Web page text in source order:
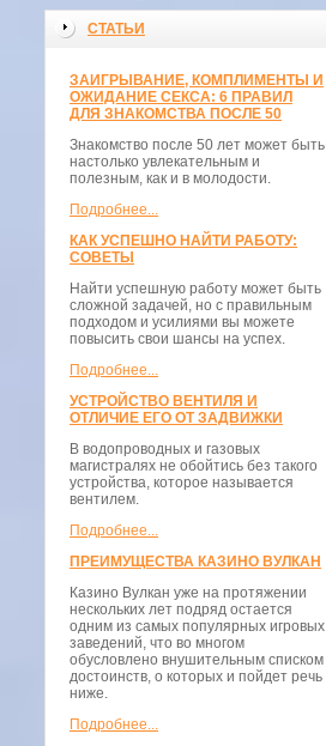
СТАТЬИ
ЗАИГРЫВАНИЕ, КОМПЛИМЕНТЫ И
ОЖИДАНИЕ СЕКСА: 6 ПРАВИЛ
ДЛЯ ЗНАКОМСТВА ПОСЛЕ 50
Знакомство после 50 лет может быть
настолько увлекательным и
полезным, как и в молодости.
Подробнее...
КАК УСПЕШНО НАЙТИ РАБОТУ:
СОВЕТЫ
Найти успешную работу может быть
сложной задачей, но с правильным
подходом и усилиями вы можете
повысить свои шансы на успех.
Подробнее...
УСТРОЙСТВО ВЕНТИЛЯ И
ОТЛИЧИЕ ЕГО ОТ ЗАДВИЖКИ
В водопроводных и газовых
магистралях не обойтись без такого
устройства, которое называется
вентилем.
Подробнее...
ПРЕИМУЩЕСТВА КАЗИНО ВУЛКАН
Казино Вулкан уже на протяжении
нескольких лет подряд остается
одним из самых популярных игровых
заведений, что во многом
обусловлено внушительным списком
достоинств, о которых и пойдет речь
ниже.
Подробнее...